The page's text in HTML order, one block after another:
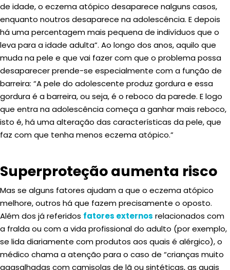
de idade, o eczema atópico desaparece nalguns casos,
enquanto noutros desaparece na adolescência. E depois
há uma percentagem mais pequena de indivíduos que o
leva para a idade adulta”. Ao longo dos anos, aquilo que
muda na pele e que vai fazer com que o problema possa
desaparecer prende-se especialmente com a função de
barreira: “A pele do adolescente produz gordura e essa
gordura é a barreira, ou seja, é o reboco da parede. E logo
que entra na adolescência começa a ganhar mais reboco,
isto é, há uma alteração das características da pele, que
faz com que tenha menos eczema atópico.”
Superproteção aumenta risco
Mas se alguns fatores ajudam a que o eczema atópico
melhore, outros há que fazem precisamente o oposto.
Além dos já referidos fatores externos relacionados com
a fralda ou com a vida profissional do adulto (por exemplo,
se lida diariamente com produtos aos quais é alérgico), o
médico chama a atenção para o caso de “crianças muito
agasalhadas com camisolas de lã ou sintéticas, as quais